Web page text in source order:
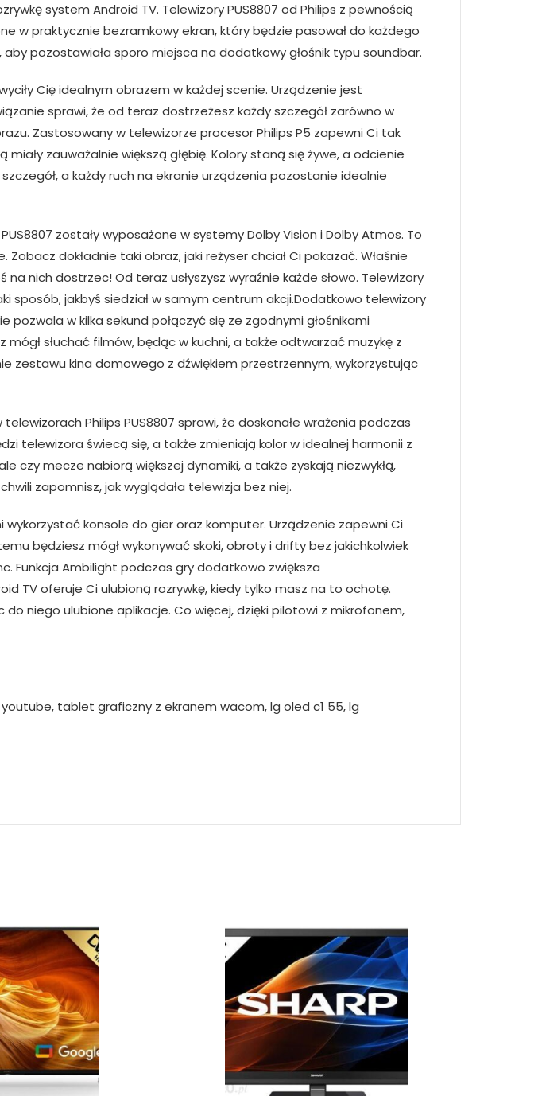
system Android TV. Telewizory PUS8807 od Philips z pewnością
w praktycznie bezramkowy ekran, który będzie pasował do każdego
pozostawiała sporo miejsca na dodatkowy głośnik typu soundbar.
Cię idealnym obrazem w każdej scenie. Urządzenie jest
sprawi, że od teraz dostrzeżesz każdy szczegół zarówno w
Zastosowany w telewizorze procesor Philips P5 zapewni Ci tak
zauważalnie większą głębię. Kolory staną się żywe, a odcienie
a każdy ruch na ekranie urządzenia pozostanie idealnie
zostały wyposażone w systemy Dolby Vision i Dolby Atmos. To
dokładnie taki obraz, jaki reżyser chciał Ci pokazać. Właśnie
nich dostrzec! Od teraz usłyszysz wyraźnie każde słowo. Telewizory
sposób, jakbyś siedział w samym centrum akcji.Dodatkowo telewizory
pozwala w kilka sekund połączyć się ze zgodnymi głośnikami
słuchać filmów, będąc w kuchni, a także odtwarzać muzykę z
zestawu kina domowego z dźwiękiem przestrzennym, wykorzystując
Philips PUS8807 sprawi, że doskonałe wrażenia podczas
telewizora świecą się, a także zmieniają kolor w idealnej harmonii z
czy mecze nabiorą większej dynamiki, a także zyskają niezwykłą,
zapomnisz, jak wyglądała telewizja bez niej.
wykorzystać konsole do gier oraz komputer. Urządzenie zapewni Ci
będziesz mógł wykonywać skoki, obroty i drifty bez jakichkolwiek
Funkcja Ambilight podczas gry dodatkowo zwiększa
TV oferuje Ci ulubioną rozrywkę, kiedy tylko masz na to ochotę.
niego ulubione aplikacje. Co więcej, dzięki pilotowi z mikrofonem,
tablet graficzny z ekranem wacom, lg oled c1 55, lg